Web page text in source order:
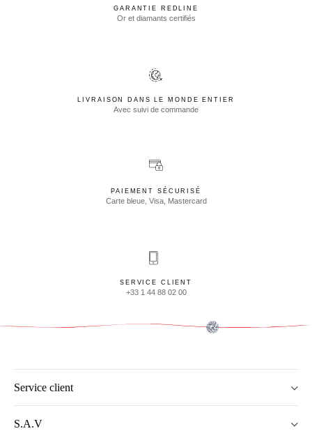
GARANTIE REDLINE
Or et diamants certifiés
LIVRAISON DANS LE MONDE ENTIER
Avec suivi de commande
PAIEMENT SÉCURISÉ
Carte bleue, Visa, Mastercard
SERVICE CLIENT
+33 1 44 88 02 00
Service client
S.A.V